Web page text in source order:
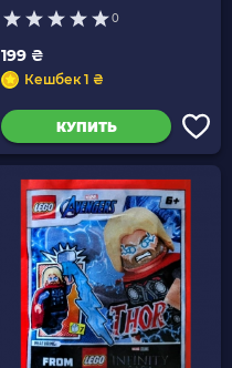
0
199 ₴
Кешбек 1 ₴
КУПИТЬ